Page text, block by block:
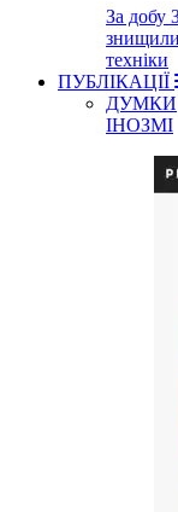
За добу
техніки
ПУБЛІКАЦІЇ
ДУМКИ
ІНОЗМІ